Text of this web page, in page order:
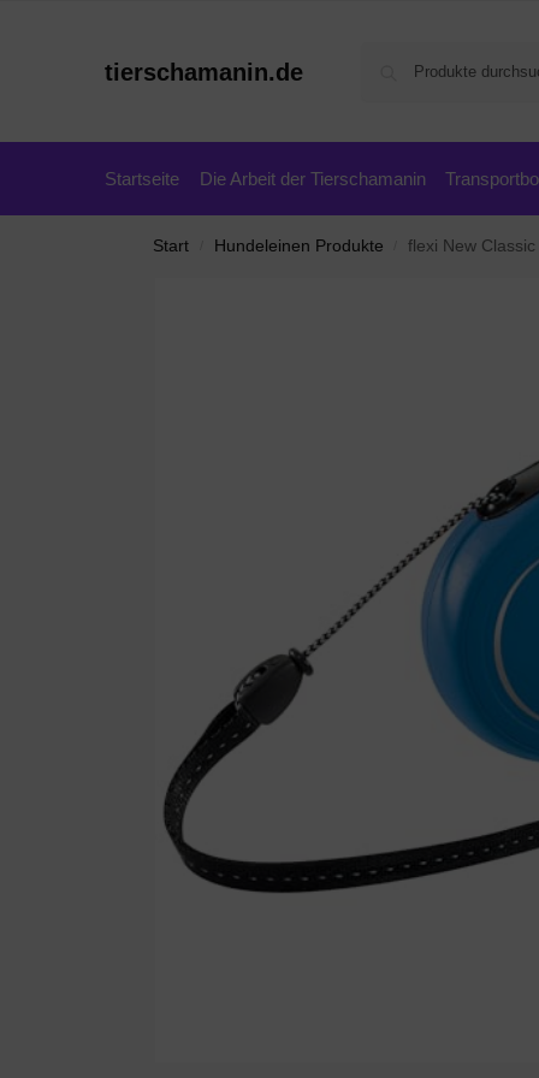
tierschamanin.de
Startseite Die Arbeit der Tierschamanin
Start Hundeleinen Produkte flexi New